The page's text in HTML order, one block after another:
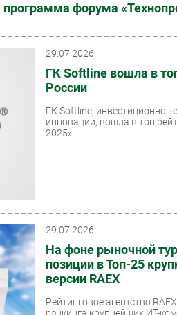
программа форума
29.07.2026
ГК Softline вошла в
России
ГК Softline, инвестиционно-
инновации, вошла в топ
2025»...
29.07.2026
На фоне рыночной
позиции в Топ-25
версии RAEX
Рейтинговое агентство